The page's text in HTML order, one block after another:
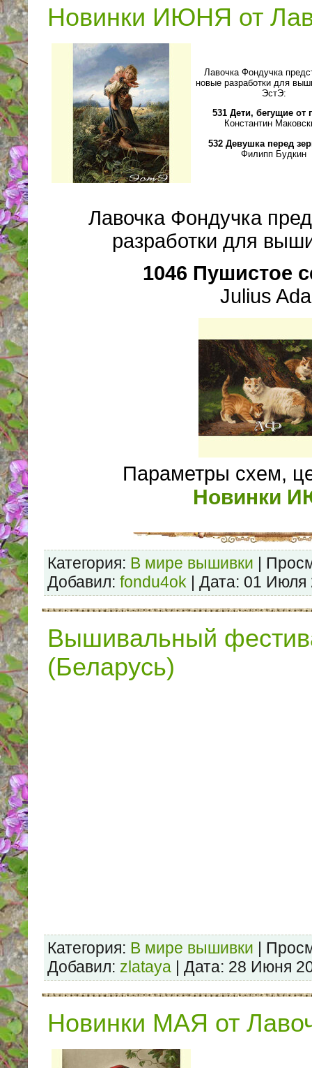
Новинки ИЮНЯ от
Лавочка Фондучка
новые разработки для
ЭстЭ:
531 Дети, бегущие от
Константин
532 Девушка перед
Филипп Будкин
Лавочка Фондучка
разработки для
1046 Пушистое
Julius
Параметры схем,
Новинки
Категория: В мире вышивки |
Добавил: fondu4ok | Дата: 01 Июля
Вышивальный
(Беларусь)
Категория: В мире вышивки |
Добавил: zlataya | Дата: 28 Июня
Новинки МАЯ от